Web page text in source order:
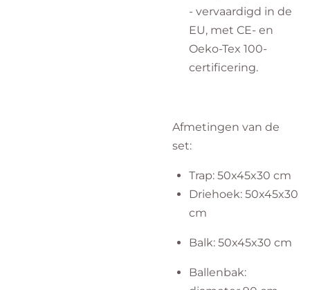
- vervaardigd in de
EU, met CE- en
Oeko-Tex 100-
certificering.
Afmetingen van de
set:
Trap: 50x45x30 cm
Driehoek: 50x45x30
cm
Balk: 50x45x30 cm
Ballenbak: